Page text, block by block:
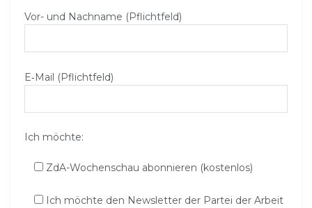
Vor- und Nachname (Pflichtfeld)
E‑Mail (Pflichtfeld)
Ich möchte:
ZdA-Wochenschau abonnieren (kostenlos)
Ich möchte den Newsletter der Partei der Arbeit